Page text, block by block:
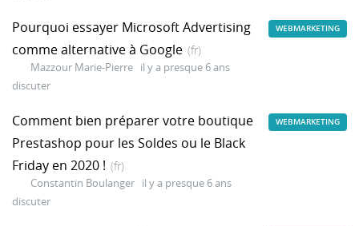
Pourquoi essayer Microsoft Advertising
comme alternative à Google (fr)
Mazzour Marie-Pierre il y a presque 6 ans
discuter
WEBMARKETING
Comment bien préparer votre boutique
Prestashop pour les Soldes ou le Black
Friday en 2020 ! (fr)
Constantin Boulanger il y a presque 6 ans
discuter
WEBMARKETING